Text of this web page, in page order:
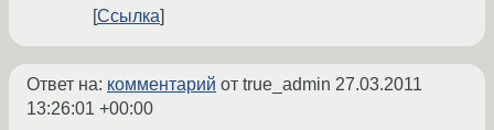
Ссылка
Ответ на: комментарий от true_admin 27.03.2011
13:26:01 +00:00